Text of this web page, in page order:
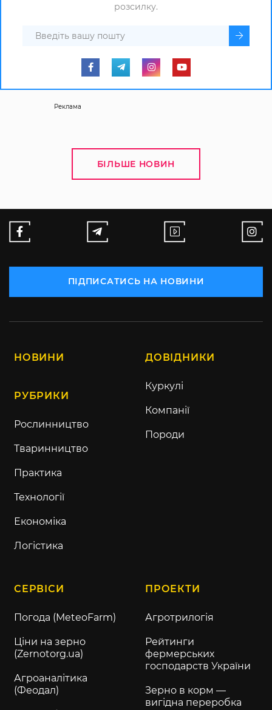
розсилку.
Реклама
БІЛЬШЕ НОВИН
ПІДПИСАТИСЬ НА НОВИНИ
НОВИНИ
РУБРИКИ
Рослинництво
Тваринництво
Практика
Технології
Економіка
Логістика
ДОВІДНИКИ
Куркулі
Компанії
Породи
СЕРВІСИ
Погода (MeteoFarm)
Ціни на зерно
(Zernotorg.ua)
Агроаналітика
(Феодал)
ПРОЕКТИ
Агротрилогія
Рейтинги
фермерських
господарств України
Зерно в корм —
вигідна переробка